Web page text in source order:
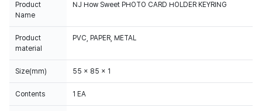
Product
Name
NJ How Sweet PHOTO CARD HOLDER KEYRING
Product
material
PVC, PAPER, METAL
Size(mm) 55 x 85 x 1
Contents 1 EA